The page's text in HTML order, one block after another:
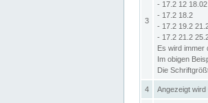
3
- 17.2 12 18.02
- 17.2 18.2
- 17.2 19.2
- 17.2 21.2
Es wird immer
Im obigen
Die
4 Angezeigt